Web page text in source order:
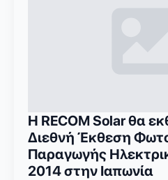
Η RECOM Solar θα
Διεθνή Έκθεση
Παραγωγής
2014 στην Ιαπωνία